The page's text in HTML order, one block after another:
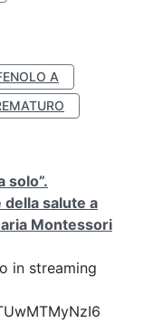
A
solo”.
salute a
Montessori
in streaming